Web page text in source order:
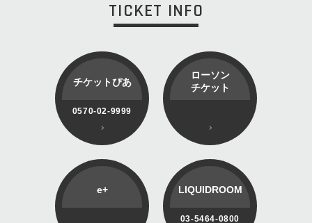
TICKET INFO
チケットぴあ
0570-02-9999
ローソン
チケット
e+ LIQUIDROOM
03-5464-0800